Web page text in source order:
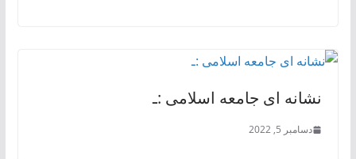
نشانه ای جامعه اسلامی :ـ
دسامبر 5, 2022